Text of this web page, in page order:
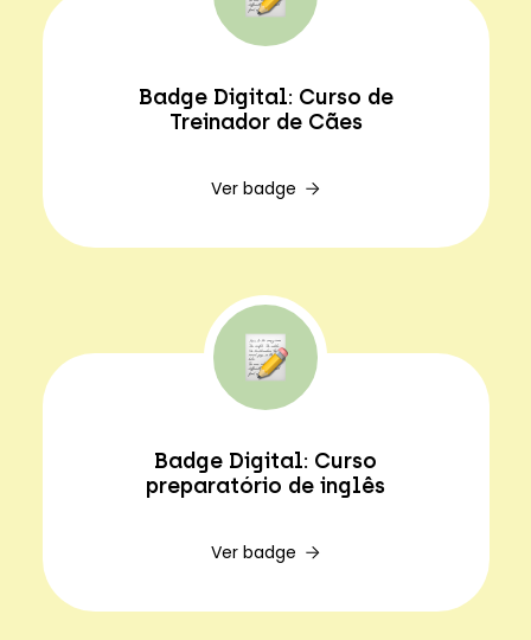
Badge Digital: Curso de
Treinador de Cães
Ver badge
Badge Digital: Curso
preparatório de inglês
Ver badge